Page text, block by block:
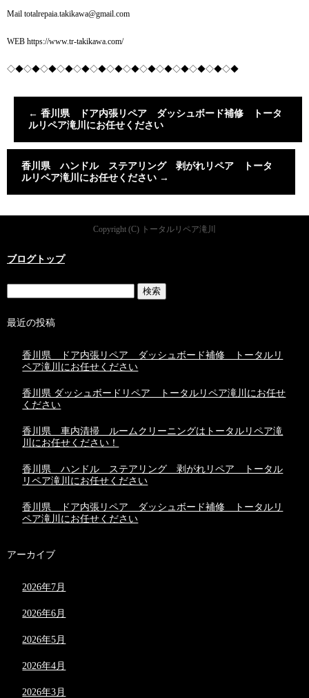
Mail totalrepaia.takikawa@gmail.com
WEB https://www.tr-takikawa.com/
◇◆◇◆◇◆◇◆◇◆◇◆◇◆◇◆◇◆◇◆◇◆◇◆◇◆◇◆
← 香川県 ドア内張リペア ダッシュボード補修 トータ
ルリペア滝川にお任せください
香川県 ハンドル ステアリング 剥がれリペア トータ
ルリペア滝川にお任せください →
Copyright (C) トータルリペア滝川
ブログトップ
最近の投稿
香川県 ドア内張リペア ダッシュボード補修 トータルリ
ペア滝川にお任せください
香川県 ダッシュボードリペア トータルリペア滝川にお任せ
ください
香川県 車内清掃 ルームクリーニングはトータルリペア滝
川にお任せください！
香川県 ハンドル ステアリング 剥がれリペア トータル
リペア滝川にお任せください
香川県 ドア内張リペア ダッシュボード補修 トータルリ
ペア滝川にお任せください
アーカイブ
2026年7月
2026年6月
2026年5月
2026年4月
2026年3月